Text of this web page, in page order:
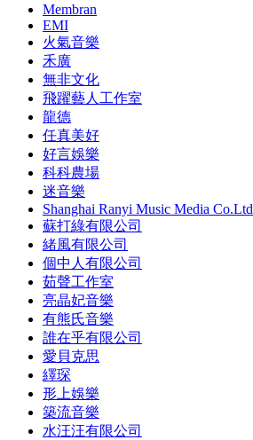
Membran
EMI
火氣音樂
禾廣
無非文化
飛躍藝人工作室
龍德
任真美好
好言娛樂
科科農場
迷音樂
Shanghai Ranyi Music Media Co.Ltd
蘇打綠有限公司
緒風有限公司
個中人有限公司
茹聲工作室
亮晶妃音樂
有熊氏音樂
誰在乎有限公司
愛貝克思
繹琛
形上娛樂
築流⾳樂
水汪汪有限公司